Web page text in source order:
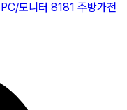
PC/모니터 8181 주방가전